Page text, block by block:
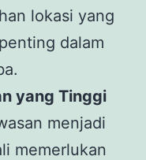
lokasi yang
dalam
yang Tinggi
menjadi
memerlukan